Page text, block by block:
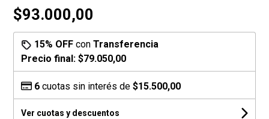
$93.000,00
15% OFF conTransferencia
Precio final:$79.050,00
6 cuotas sin interés de$15.500,00
Ver cuotas y descuentos